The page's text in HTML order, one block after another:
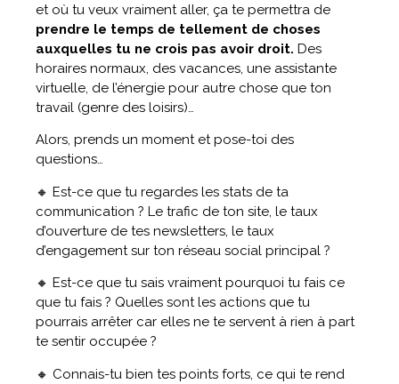
et où tu veux vraiment aller, ça te permettra de
prendre le temps de tellement de choses
auxquelles tu ne crois pas avoir droit. Des
horaires normaux, des vacances, une assistante
virtuelle, de l’énergie pour autre chose que ton
travail (genre des loisirs)…
Alors, prends un moment et pose-toi des
questions…
🔸 Est-ce que tu regardes les stats de ta
communication ? Le trafic de ton site, le taux
d’ouverture de tes newsletters, le taux
d’engagement sur ton réseau social principal ?
🔸 Est-ce que tu sais vraiment pourquoi tu fais ce
que tu fais ? Quelles sont les actions que tu
pourrais arrêter car elles ne te servent à rien à part
te sentir occupée ?
🔸 Connais-tu bien tes points forts, ce qui te rend